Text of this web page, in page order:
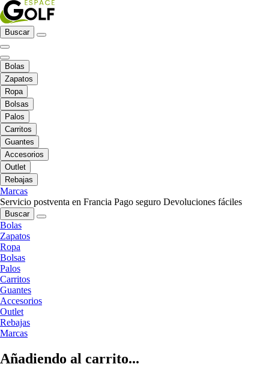
Buscar
Bolas
Zapatos
Ropa
Bolsas
Palos
Carritos
Guantes
Accesorios
Outlet
Rebajas
Marcas
Servicio postventa en Francia Pago seguro Devoluciones fáciles
Buscar
Bolas
Zapatos
Ropa
Bolsas
Palos
Carritos
Guantes
Accesorios
Outlet
Rebajas
Marcas
Añadiendo al carrito...